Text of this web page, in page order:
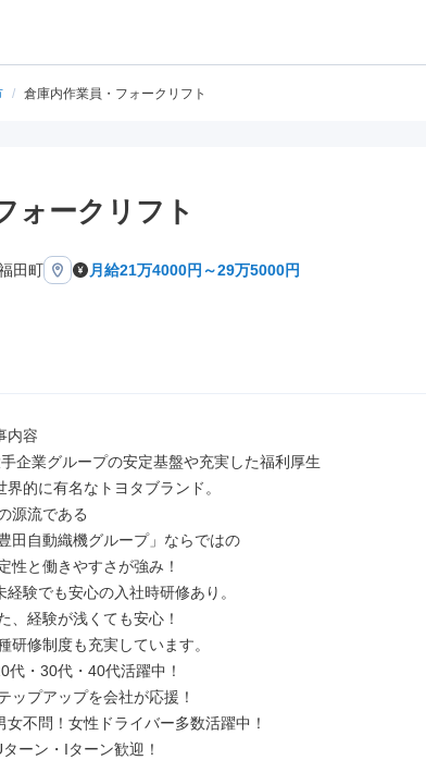
/ 倉庫内作業員・フォークリフト
ォークリフト
田町 月給21万4000円～29万5000円
内容
企業グループの安定基盤や充実した福利厚生
界的に有名なトヨタブランド。
経験でも安心の入社時研修あり。
代・30代・40代活躍中！
女不問！女性ドライバー多数活躍中！
ターン・Iターン歓迎！